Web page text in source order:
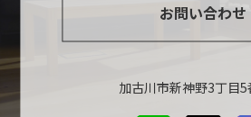
お問い合わせ
加古川市新神野3丁目5